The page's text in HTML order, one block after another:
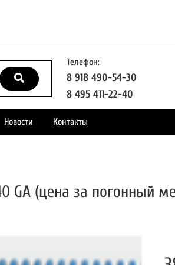
Телефон:
8 918 490-54-30
8 495 411-22-40
Новости Контакты
GA (цена за погонный